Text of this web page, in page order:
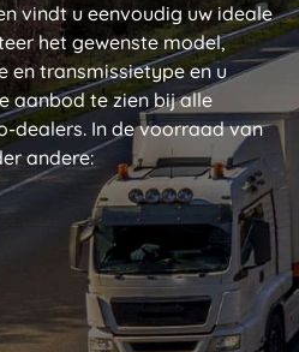
vindt u eenvoudig uw ideale
het gewenste model,
transmissietype en u
aanbod te zien bij alle
dealers. In de voorraad van
andere: